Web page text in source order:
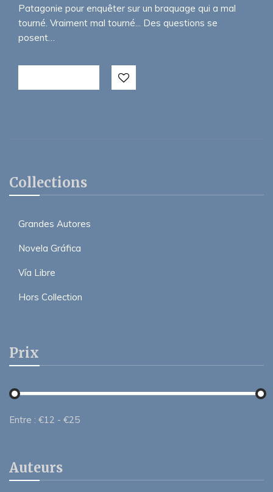
Collections
Grandes Autores
Novela Gráfica
Vía Libre
Hors Collection
Prix
Entre : €12 - €25
Auteurs
Patagonie pour enquêter sur un braquage qui a mal
tourné. Vraiment mal tourné... Des questions se
posent…